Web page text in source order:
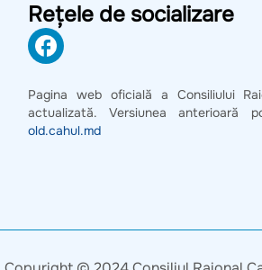
Rețele de socializare
Pagina web oficială a Consiliului
actualizată. Versiunea anterioară
old.cahul.md